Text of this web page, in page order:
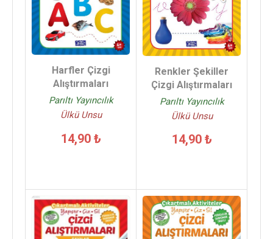
Harfler Çizgi
Alıştırmaları
Parıltı Yayıncılık
Ülkü Unsu
14,90 ₺
Renkler Şekiller
Çizgi Alıştırmaları
Parıltı Yayıncılık
Ülkü Unsu
14,90 ₺